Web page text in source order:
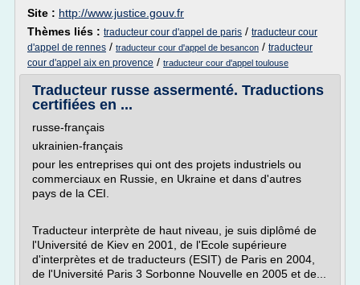
Site : http://www.justice.gouv.fr
Thèmes liés : traducteur cour d'appel de paris / traducteur cour
d'appel de rennes / traducteur cour d'appel de besancon / traducteur
cour d'appel aix en provence / traducteur cour d'appel toulouse
Traducteur russe assermenté. Traductions
certifiées en ...
russe-français
ukrainien-français
pour les entreprises qui ont des projets industriels ou
commerciaux en Russie, en Ukraine et dans d'autres
pays de la CEI.
Traducteur interprète de haut niveau, je suis diplômé de
l'Université de Kiev en 2001, de l'Ecole supérieure
d'interprètes et de traducteurs (ESIT) de Paris en 2004,
de l'Université Paris 3 Sorbonne Nouvelle en 2005 et de...